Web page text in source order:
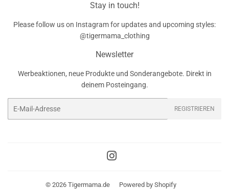
Stay in touch!
Please follow us on Instagram for updates and upcoming styles:
@tigermama_clothing
Newsletter
Werbeaktionen, neue Produkte und Sonderangebote. Direkt in
deinem Posteingang.
REGISTRIEREN
© 2026 Tigermama.de Powered by Shopify